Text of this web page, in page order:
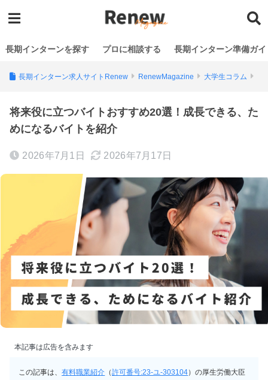
長期インターンを探す プロに相談する 長期インターン準備ガイ
長期インターン求人サイトRenew RenewMagazine 大学生コラム
将来役に立つバイトおすすめ20選！成長できる、た
めになるバイトを紹介
2026年7月1日 2026年7月17日
本記事は広告を含みます
この記事は、有料職業紹介 （許可番号:23-ユ-303104）の厚生労働大臣